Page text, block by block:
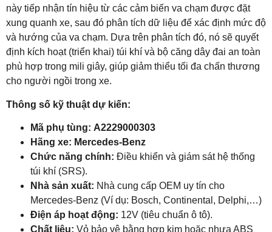
này tiếp nhận tín hiệu từ các cảm biến va chạm được đặt
xung quanh xe, sau đó phân tích dữ liệu để xác định mức độ
và hướng của va chạm. Dựa trên phân tích đó, nó sẽ quyết
định kích hoạt (triển khai) túi khí và bộ căng dây đai an toàn
phù hợp trong mili giây, giúp giảm thiểu tối đa chấn thương
cho người ngồi trong xe.
Thông số kỹ thuật dự kiến:
Mã phụ tùng: A2229000303
Hãng xe: Mercedes-Benz
Chức năng chính: Điều khiển và giám sát hệ thống
túi khí (SRS).
Nhà sản xuất: Nhà cung cấp OEM uy tín cho
Mercedes-Benz (Ví dụ: Bosch, Continental, Delphi,…)
Điện áp hoạt động: 12V (tiêu chuẩn ô tô).
Chất liệu: Vỏ bảo vệ bằng hợp kim hoặc nhựa ABS